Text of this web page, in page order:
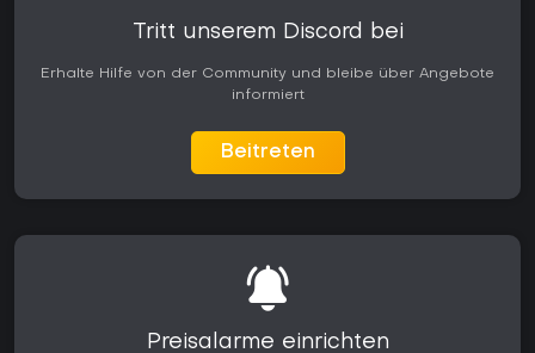
Tritt unserem Discord bei
Erhalte Hilfe von der Community und bleibe über Angebote
informiert
Beitreten
Preisalarme einrichten